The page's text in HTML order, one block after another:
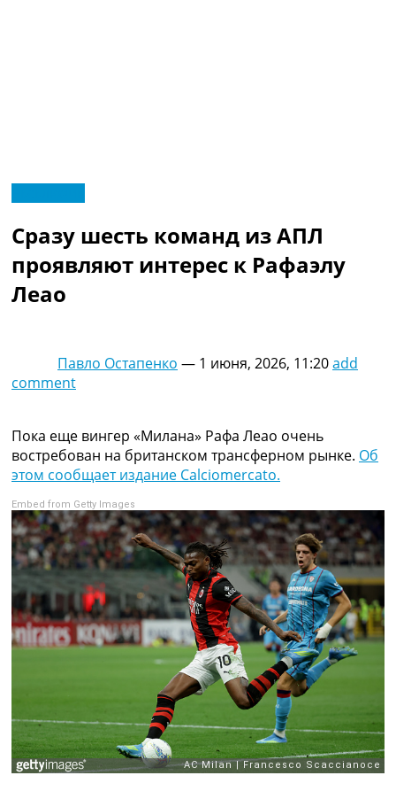
МенюНовости футбола
Видео
Трансферы
Логин
Рейтинги
Турниры
Чемпионат Мира
Украина. Премьер-Лига
Лига Чемпионов
Англия. Премьер Лига
Испания. Ла Лига
Другие Турниры >>>
Таблицы
Таблицы групп Чемпионата Мира
Украина. Премьер-Лига
Украина. Первая Лига
Лига Чемпионов. Таблицы групп
Англия. Премьер-Лига
Испания. Ла Лига
Все таблицы >>>
Рейтинги
Рейтинг стран УЕФА
Сразу шесть команд из АПЛ
проявляют интерес к Рафаэлу
Леао
Павло Остапенко — 1 июня, 2026, 11:20add
comment
Пока еще вингер «Милана» Рафа Леао очень
востребован на британском трансферном рынке. Об
этом сообщает издание Calciomercato.
Embed from Getty Images